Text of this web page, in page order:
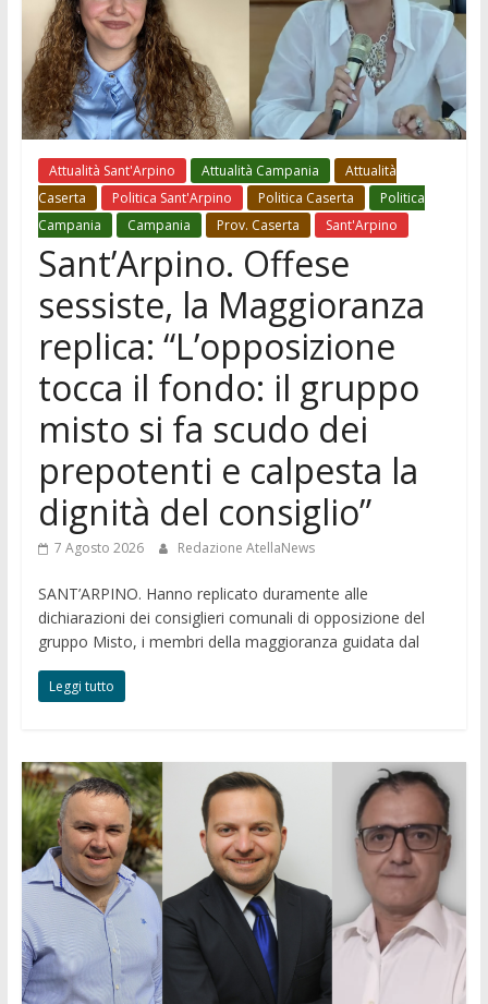
Attualità Sant'Arpino Attualità Campania
Attualità
Caserta
Politica Sant'Arpino Politica Caserta
Politica
Campania
Campania Prov. Caserta Sant'Arpino
Sant’Arpino. Offese
sessiste, la Maggioranza
replica: “L’opposizione
tocca il fondo: il gruppo
misto si fa scudo dei
prepotenti e calpesta la
dignità del consiglio”
7 Agosto 2026 Redazione AtellaNews
SANT’ARPINO. Hanno replicato duramente alle
dichiarazioni dei consiglieri comunali di opposizione del
gruppo Misto, i membri della maggioranza guidata dal
Leggi tutto